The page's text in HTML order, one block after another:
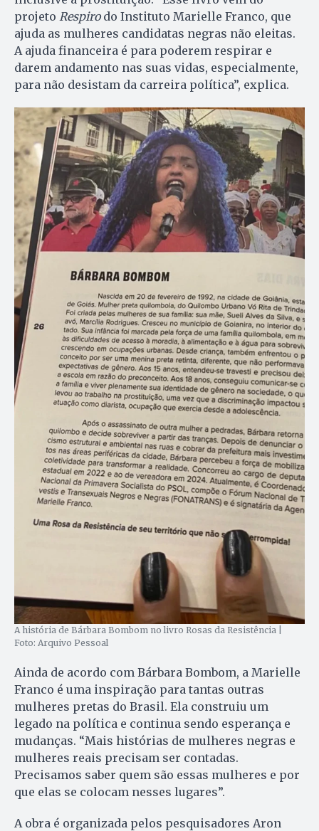
projeto Respirodo Instituto Marielle Franco, que
ajuda as mulheres candidatas negras não eleitas.
A ajuda financeira é para poderem respirar e
darem andamento nas suas vidas, especialmente,
para não desistam da carreira política”, explica.
A história de Bárbara Bombom no livro Rosas da Resistência |
Foto: Arquivo Pessoal
Ainda de acordo com Bárbara Bombom, a Marielle
Franco é uma inspiração para tantas outras
mulheres pretas do Brasil. Ela construiu um
legado na política e continua sendo esperança e
mudanças. “Mais histórias de mulheres negras e
mulheres reais precisam ser contadas.
Precisamos saber quem são essas mulheres e por
que elas se colocam nesses lugares”.
A obra é organizada pelos pesquisadores Aron